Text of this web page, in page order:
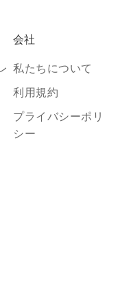
会社
私たちについて
利用規約
プライバシーポリ
シー